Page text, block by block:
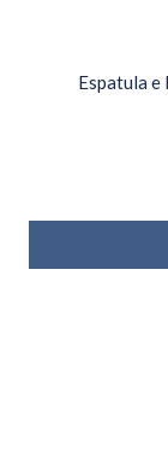
Espatula e